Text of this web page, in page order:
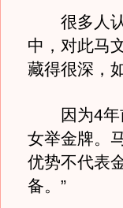
很多人认
中，对此马
藏得很深，
因为4年前
女举金牌。
优势不代表
备。”